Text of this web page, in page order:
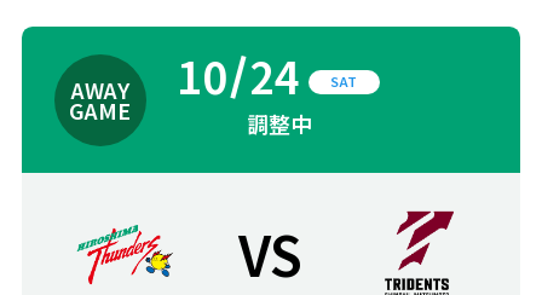
10 24 SAT
調整中
VS